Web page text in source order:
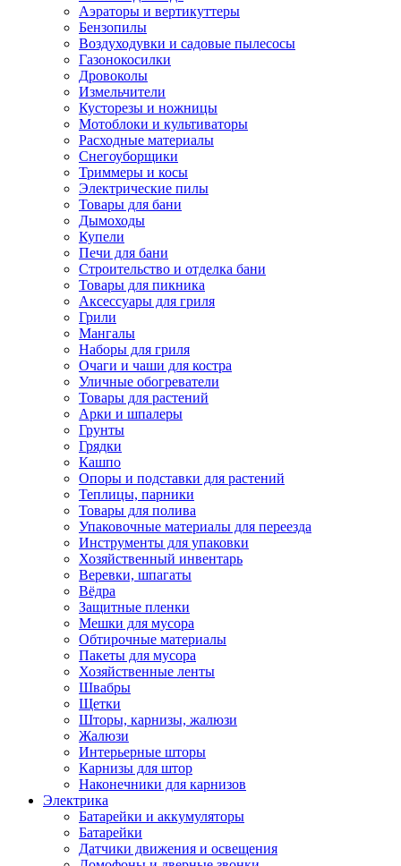
Аэраторы и вертикуттеры
Бензопилы
Воздуходувки и садовые пылесосы
Газонокосилки
Дровоколы
Измельчители
Кусторезы и ножницы
Мотоблоки и культиваторы
Расходные материалы
Снегоуборщики
Триммеры и косы
Электрические пилы
Товары для бани
Дымоходы
Купели
Печи для бани
Строительство и отделка бани
Товары для пикника
Аксессуары для гриля
Грили
Мангалы
Наборы для гриля
Очаги и чаши для костра
Уличные обогреватели
Товары для растений
Арки и шпалеры
Грунты
Грядки
Кашпо
Опоры и подставки для растений
Теплицы, парники
Товары для полива
Упаковочные материалы для переезда
Инструменты для упаковки
Хозяйственный инвентарь
Веревки, шпагаты
Вёдра
Защитные пленки
Мешки для мусора
Обтирочные материалы
Пакеты для мусора
Хозяйственные ленты
Швабры
Щетки
Шторы, карнизы, жалюзи
Жалюзи
Интерьерные шторы
Карнизы для штор
Наконечники для карнизов
Электрика
Батарейки и аккумуляторы
Батарейки
Датчики движения и освещения